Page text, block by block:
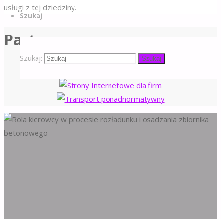
Szukaj
Szukaj: Szukaj
usługi z tej dziedziny.
Partnerzy